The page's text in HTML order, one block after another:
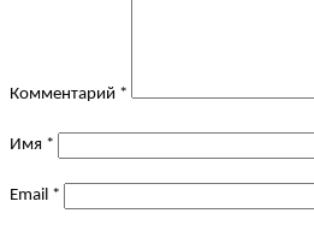
Комментарий *
Имя *
Email *